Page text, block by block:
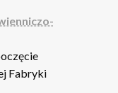
Fabryki